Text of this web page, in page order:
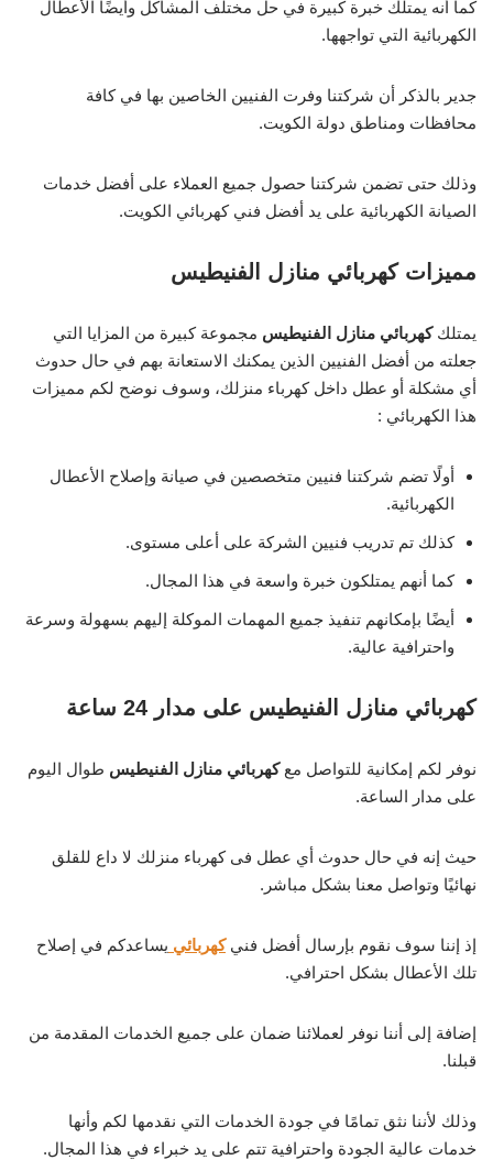
كما أنه يمتلك خبرة كبيرة في حل مختلف المشاكل وأيضًا الأعطال
الكهربائية التي تواجهها.
جدير بالذكر أن شركتنا وفرت الفنيين الخاصين بها في كافة
محافظات ومناطق دولة الكويت.
وذلك حتى تضمن شركتنا حصول جميع العملاء على أفضل خدمات
الصيانة الكهربائية على يد أفضل فني كهربائي الكويت.
مميزات كهربائي منازل الفنيطيس
يمتلك كهربائي منازل الفنيطيس مجموعة كبيرة من المزايا التي
جعلته من أفضل الفنيين الذين يمكنك الاستعانة بهم في حال حدوث
أي مشكلة أو عطل داخل كهرباء منزلك، وسوف نوضح لكم مميزات
هذا الكهربائي :
أولًا تضم شركتنا فنيين متخصصين في صيانة وإصلاح الأعطال
الكهربائية.
كذلك تم تدريب فنيين الشركة على أعلى مستوى.
كما أنهم يمتلكون خبرة واسعة في هذا المجال.
أيضًا بإمكانهم تنفيذ جميع المهمات الموكلة إليهم بسهولة وسرعة
واحترافية عالية.
كهربائي منازل الفنيطيس على مدار 24 ساعة
نوفر لكم إمكانية للتواصل مع كهربائي منازل الفنيطيس طوال اليوم
على مدار الساعة.
حيث إنه في حال حدوث أي عطل فى كهرباء منزلك لا داع للقلق
نهائيًا وتواصل معنا بشكل مباشر.
إذ إننا سوف نقوم بإرسال أفضل فنيكهربائي يساعدكم في إصلاح
تلك الأعطال بشكل احترافي.
إضافة إلى أننا نوفر لعملائنا ضمان على جميع الخدمات المقدمة من
قبلنا.
وذلك لأننا نثق تمامًا في جودة الخدمات التي نقدمها لكم وأنها
خدمات عالية الجودة واحترافية تتم على يد خبراء في هذا المجال.